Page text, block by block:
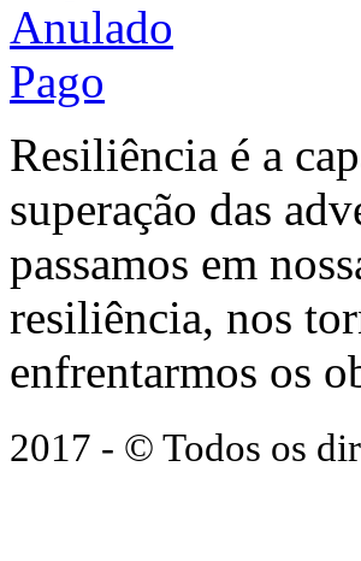
Anulado
Pago
Resiliência é a
superação das
passamos em
resiliência, nos
enfrentarmos os
2017 - © Todos os